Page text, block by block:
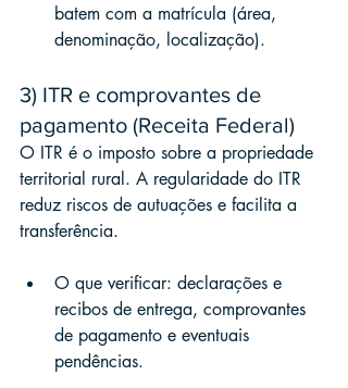
batem com a matrícula (área,
denominação, localização).
3) ITR e comprovantes de
pagamento (Receita Federal)
O ITR é o imposto sobre a propriedade
territorial rural. A regularidade do ITR
reduz riscos de autuações e facilita a
transferência.
O que verificar: declarações e
recibos de entrega, comprovantes
de pagamento e eventuais
pendências.